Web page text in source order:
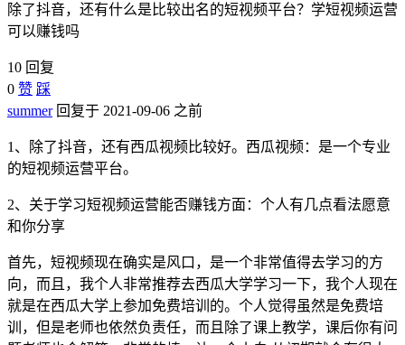
除了抖音，还有什么是比较出名的短视频平台？学短视频运营
可以赚钱吗
10 回复
0 赞 踩
summer回复于 2021-09-06 之前
1、除了抖音，还有西瓜视频比较好。西瓜视频：是一个专业
的短视频运营平台。
2、关于学习短视频运营能否赚钱方面：个人有几点看法愿意
和你分享
首先，短视频现在确实是风口，是一个非常值得去学习的方
向，而且，我个人非常推荐去西瓜大学学习一下，我个人现在
就是在西瓜大学上参加免费培训的。个人觉得虽然是免费培
训，但是老师也依然负责任，而且除了课上教学，课后你有问